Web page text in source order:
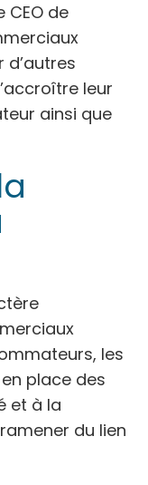
CEO de
d’autres
leur
ainsi que
les
place des
et à la
du lien